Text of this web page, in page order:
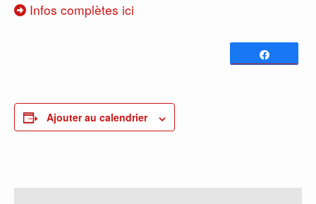
Infos complètes ici
Ajouter au calendrier